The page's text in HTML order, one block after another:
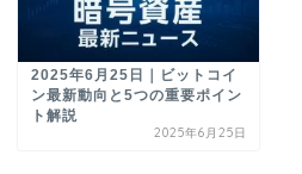
2025年6月25日｜ビットコイ
ン最新動向と5つの重要ポイン
ト解説
2025年6月25日